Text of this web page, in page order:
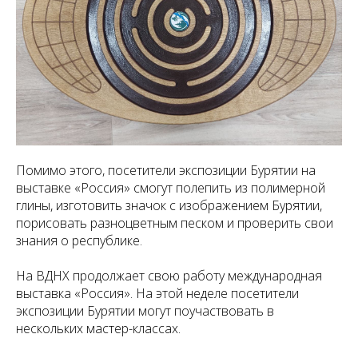
Помимо этого, посетители экспозиции Бурятии на
выставке «Россия» смогут полепить из полимерной
глины, изготовить значок с изображением Бурятии,
порисовать разноцветным песком и проверить свои
знания о республике.
На ВДНХ продолжает свою работу международная
выставка «Россия». На этой неделе посетители
экспозиции Бурятии могут поучаствовать в
нескольких мастер-классах.